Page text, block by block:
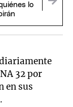
lo
32 por
en sus